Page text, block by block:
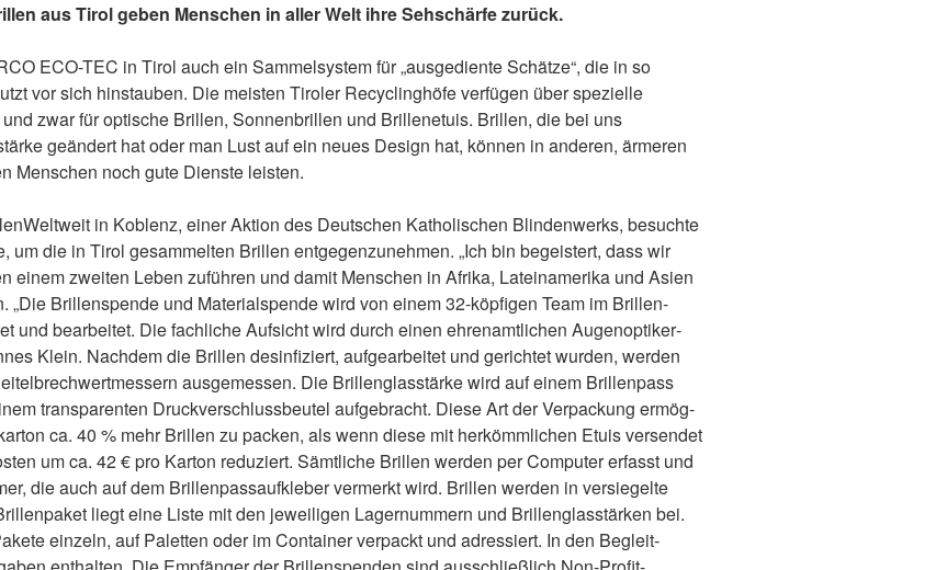
aus Tirol geben Menschen in aller Welt ihre Sehschärfe zurück.
ECO-TEC in Tirol auch ein Sammelsystem für „ausgediente Schätze“, die in so
vor sich hinstauben. Die meisten Tiroler Recyclinghöfe verfügen über spezielle
zwar für optische Brillen, Sonnenbrillen und Brillenetuis. Brillen, die bei uns
geändert hat oder man Lust auf ein neues Design hat, können in anderen, ärmeren
Menschen noch gute Dienste leisten.
in Koblenz, einer Aktion des Deutschen Katholischen Blindenwerks, besuchte
um die in Tirol gesammelten Brillen entgegenzunehmen. „Ich bin begeistert, dass wir
einem zweiten Leben zuführen und damit Menschen in Afrika, Lateinamerika und Asien
„Die Brillen­spende und Material­spende wird von einem 32-köpfigen Team im Brillen­
und bearbeitet. Die fachliche Aufsicht wird durch einen ehren­amtlichen Augen­optiker­
Klein. Nachdem die Brillen desin­fiziert, auf­gear­beitet und gerichtet wurden, werden
ausge­messen. Die Brillen­glas­stärke wird auf einem Brillen­pass
trans­paren­ten Druck­ver­schluss­beutel aufge­bracht. Diese Art der Ver­packung ermög­
ca. 40 % mehr Brillen zu packen, als wenn diese mit her­kömm­lichen Etuis versendet
um ca. 42 € pro Karton reduziert. Sämt­liche Brillen werden per Computer erfasst und
die auch auf dem Brillen­pass­aufkleber vermerkt wird. Brillen werden in versiegelte
liegt eine Liste mit den jewei­ligen Lager­nummern und Brillen­glas­stärken bei.
einzeln, auf Paletten oder im Container verpackt und adressiert. In den Begleit­